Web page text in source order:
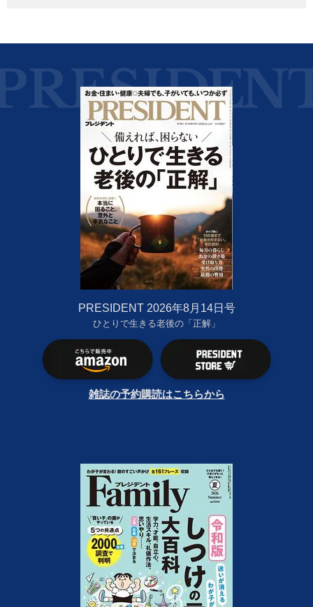
PRESIDENT 2026年8月14日号
ひとりで生きる老後の「正解」
雑誌の予約購読はこちらから